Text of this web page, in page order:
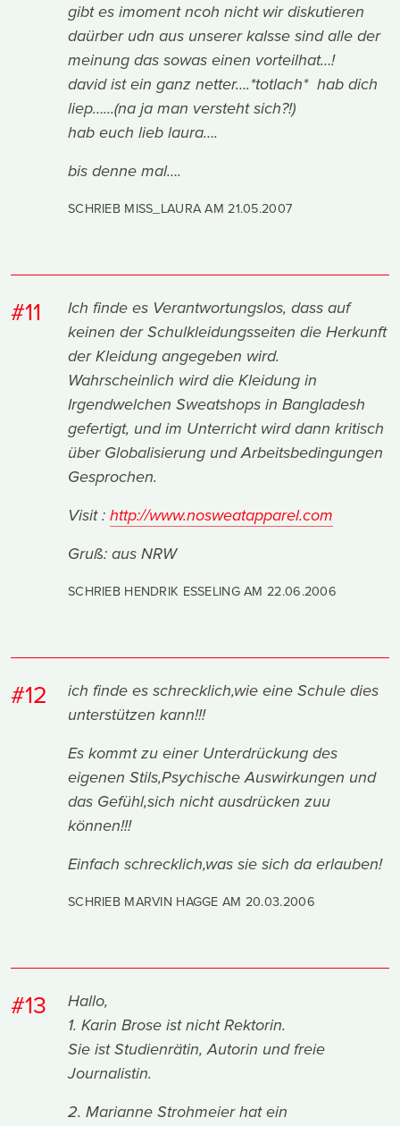
gibt es imoment ncoh nicht wir diskutieren
daürber udn aus unserer kalsse sind alle der
meinung das sowas einen vorteilhat…!
david ist ein ganz netter….*totlach* hab dich
liep…...(na ja man versteht sich?!)
hab euch lieb laura….
bis denne mal….
SCHRIEB MISS_LAURA AM21.05.2007
#11
Ich finde es Verantwortungslos, dass auf
keinen der Schulkleidungsseiten die Herkunft
der Kleidung angegeben wird.
Wahrscheinlich wird die Kleidung in
Irgendwelchen Sweatshops in Bangladesh
gefertigt, und im Unterricht wird dann kritisch
über Globalisierung und Arbeitsbedingungen
Gesprochen.
Visit : http://www.nosweatapparel.com
Gruß: aus NRW
SCHRIEB HENDRIK ESSELING AM 22.06.2006
#12
ich finde es schrecklich,wie eine Schule dies
unterstützen kann!!!
Es kommt zu einer Unterdrückung des
eigenen Stils,Psychische Auswirkungen und
das Gefühl,sich nicht ausdrücken zuu
können!!!
Einfach schrecklich,was sie sich da erlauben!
SCHRIEB MARVIN HAGGE AM 20.03.2006
#13
Hallo,
1. Karin Brose ist nicht Rektorin.
Sie ist Studienrätin, Autorin und freie
Journalistin.
2. Marianne Strohmeier hat ein